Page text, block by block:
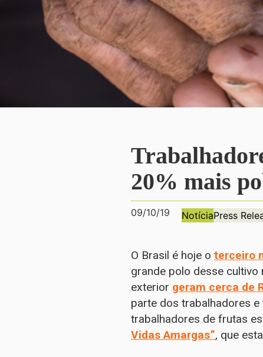
20% mais
09/10/19 NotíciaPress
O Brasil é hoje o terceiro
grande polo desse cultivo
exterior geram cerca de
parte dos trabalhadores
trabalhadores de frutas
Vidas Amargas”, que